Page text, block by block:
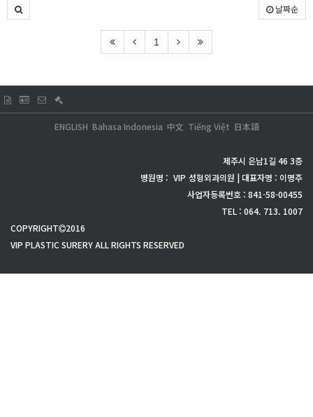
날짜순
1
日本語
Tiếng Việt
中文
Bahasa Indonesia
ENGLISH
제주시 은남1길 46 3층
병원명 : VIP 성형외과의원 | 대표자명 : 이명주
사업자등록번호 : 841-58-00455
TEL : 064. 713. 1007
COPYRIGHT
2016
VIP PLASTIC SURERY ALL RIGHTS RESERVED